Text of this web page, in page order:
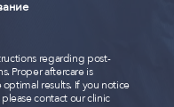
regarding post-
Proper aftercare is
results. If you notice
contact our clinic